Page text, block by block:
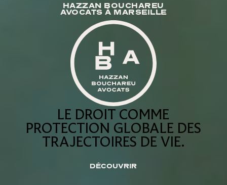
LE DROIT COMME
PROTECTION GLOBALE DES
TRAJECTOIRES DE VIE.
HAZZAN BOUCHAREU
AVOCATS À MARSEILLE
DÉCOUVRIR